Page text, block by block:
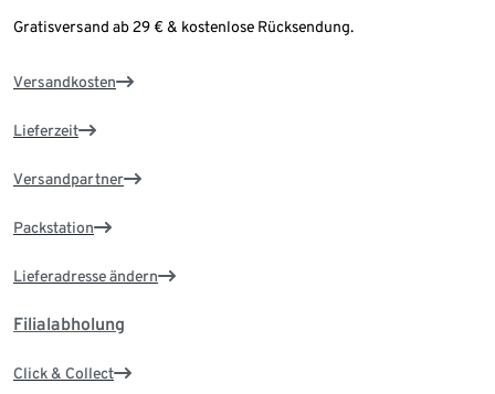
Gratisversand ab 29 € & kostenlose Rücksendung.
Versandkosten
Lieferzeit
Versandpartner
Packstation
Lieferadresse ändern
Filialabholung
Click & Collect